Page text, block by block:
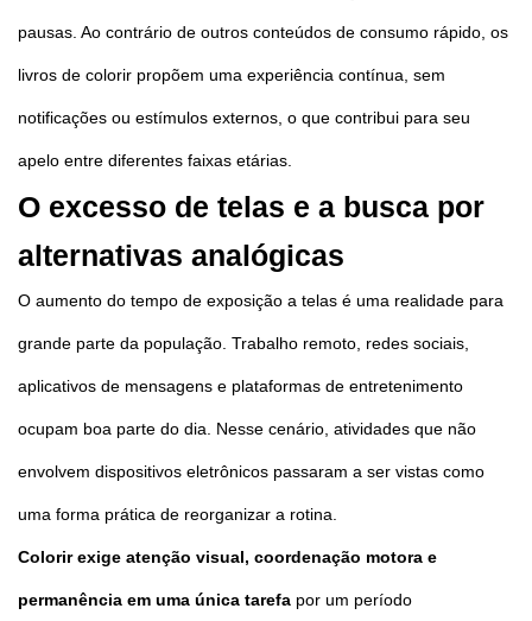
pausas. Ao contrário de outros conteúdos de consumo rápido, os
livros de colorir propõem uma experiência contínua, sem
notificações ou estímulos externos, o que contribui para seu
apelo entre diferentes faixas etárias.
O excesso de telas e a busca por
alternativas analógicas
O aumento do tempo de exposição a telas é uma realidade para
grande parte da população. Trabalho remoto, redes sociais,
aplicativos de mensagens e plataformas de entretenimento
ocupam boa parte do dia. Nesse cenário, atividades que não
envolvem dispositivos eletrônicos passaram a ser vistas como
uma forma prática de reorganizar a rotina.
Colorir exige atenção visual, coordenação motora e
permanência em uma única tarefa por um período